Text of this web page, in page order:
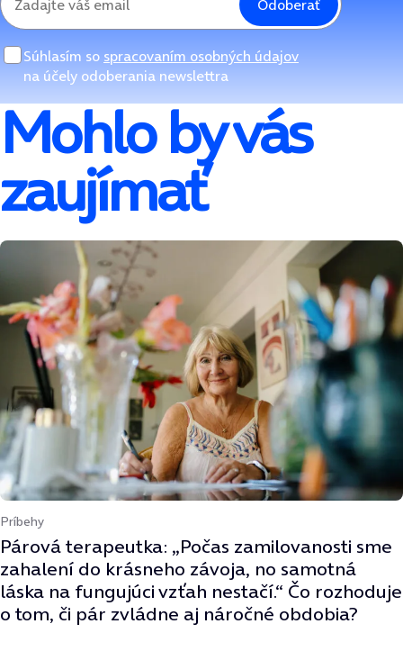
Odoberať
Súhlasím so spracovaním osobných údajov
na účely odoberania newslettra
Mohlo by vás
zaujímať
Príbehy
Párová terapeutka: „Počas zamilovanosti sme
zahalení do krásneho závoja, no samotná
láska na fungujúci vzťah nestačí.“ Čo rozhoduje
o tom, či pár zvládne aj náročné obdobia?